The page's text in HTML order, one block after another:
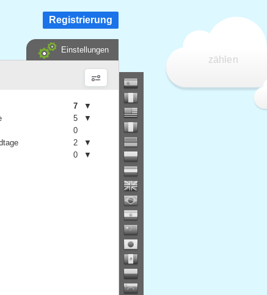
zählen
Registrierung
Einstellungen
7
▼
5
▼
0
2
▼
0 ▼